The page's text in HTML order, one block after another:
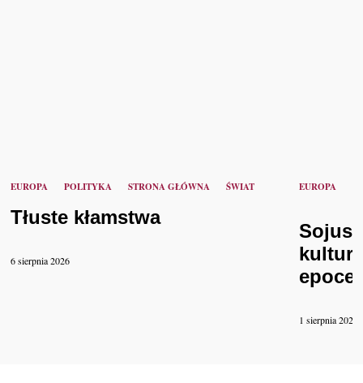
EUROPA POLITYKA STRONA GŁÓWNA ŚWIAT
Tłuste kłamstwa
6 sierpnia 2026
EUROPA
epoce
1 sierpnia 2026